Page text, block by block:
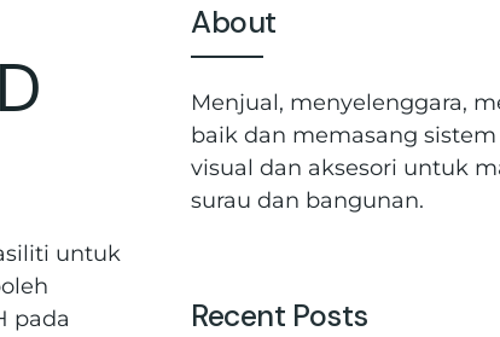
untuk
pada
About
Menjual, menyelenggara,
baik dan memasang
visual dan aksesori untuk
surau dan bangunan.
Recent Posts